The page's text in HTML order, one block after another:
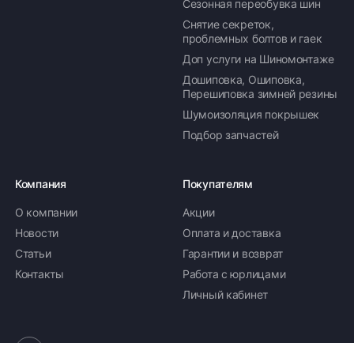
Сезонная переобувка шин
Снятие секреток,
проблемных болтов и гаек
Доп услуги на Шиномонтаже
Дошиповка, Ошиповка,
Перешиповка зимней резины
Шумоизоляция покрышек
Подбор запчастей
Компания
О компании
Новости
Статьи
Контакты
Покупателям
Акции
Оплата и доставка
Гарантии и возврат
Работа с юрлицами
Личный кабинет